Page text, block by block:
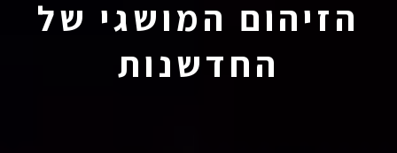
הזיהום המושגי של
החדשנות